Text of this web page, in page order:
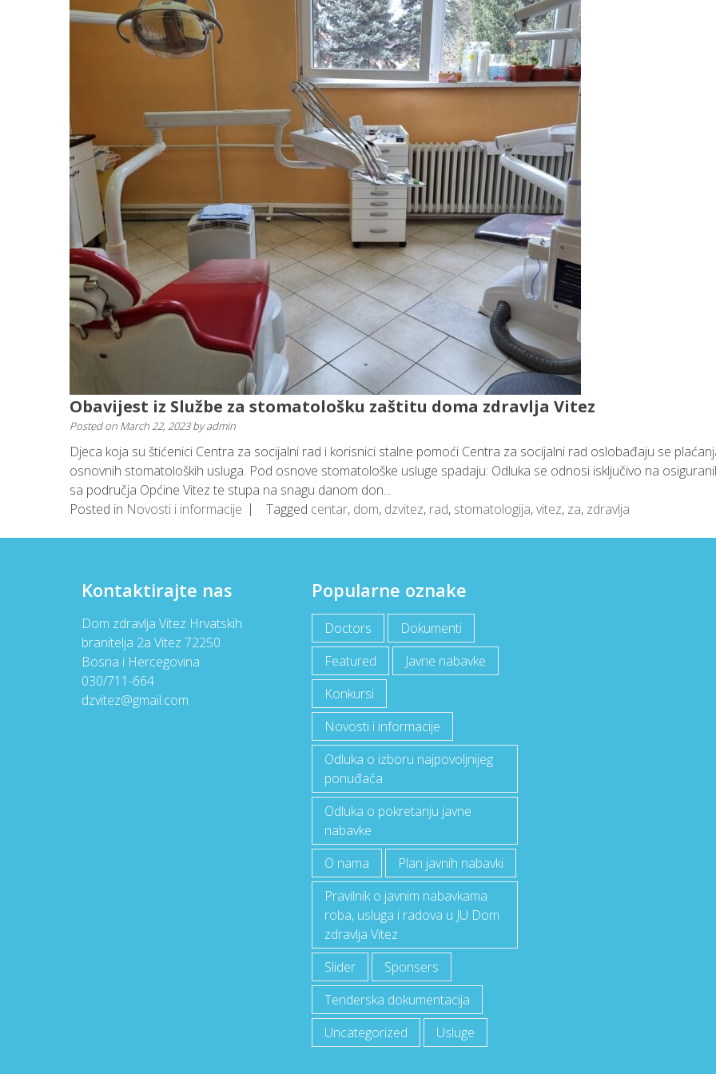
Obavijest iz Službe za stomatološku zaštitu doma zdravlja Vitez
Posted on March 22, 2023byadmin
Djeca koja su štićenici Centra za socijalni rad i korisnici stalne pomoći Centra za socijalni rad oslobađaju se
osnovnih stomatoloških usluga. Pod osnove stomatološke usluge spadaju: Odluka se odnosi isključivo na
sa područja Općine Vitez te stupa na snagu danom don...
Posted in Novosti i informacije Tagged centar, dom, dzvitez, rad, stomatologija,vitez, za, zdravlja
Kontaktirajte nas
Dom zdravlja Vitez Hrvatskih
branitelja 2a Vitez 72250
Bosna i Hercegovina
030/711-664
dzvitez@gmail.com
Popularne oznake
Doctors
Dokumenti
Featured
Javne nabavke
Konkursi
Novosti i informacije
Odluka o izboru najpovoljnijeg
ponuđača
Odluka o pokretanju javne
nabavke
O nama
Plan javnih nabavki
Pravilnik o javnim nabavkama
roba, usluga i radova u JU Dom
zdravlja Vitez
Slider
Sponsers
Tenderska dokumentacija
Uncategorized
Usluge